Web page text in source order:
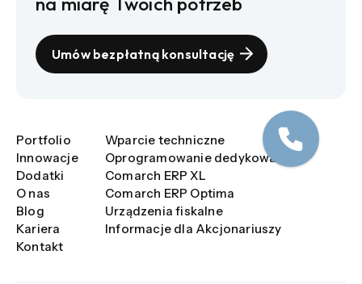
Portfolio
Innowacje
Dodatki
O nas
Blog
Kariera
Kontakt
Wparcie techniczne
Oprogramowanie dedykowane
Comarch ERP XL
Comarch ERP Optima
Urządzenia fiskalne
Informacje dla Akcjonariuszy
Umów bezpłatną konsultację